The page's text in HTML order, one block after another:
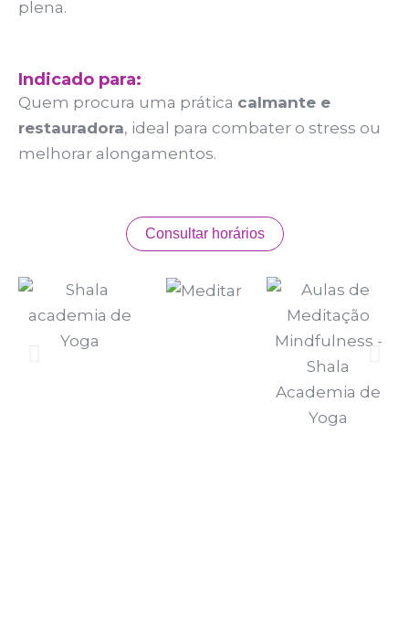
plena.
Indicado para:
Quem procura uma prática calmante e
restauradora, ideal para combater o stress ou
melhorar alongamentos.
Consultar horários